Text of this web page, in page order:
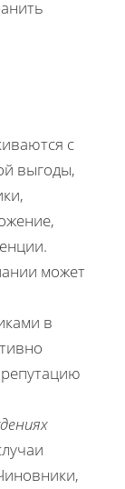
с
выгоды,
может
в